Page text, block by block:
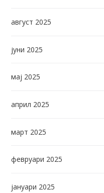
август 2025
јуни 2025
мај 2025
април 2025
март 2025
февруари 2025
јануари 2025